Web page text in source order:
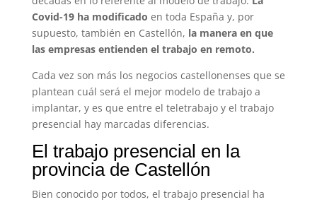
Covid-19 ha modificado en toda España y, por
supuesto, también en Castellón, la manera en que
las empresas entienden el trabajo en remoto.
Cada vez son más los negocios castellonenses que se
plantean cuál será el mejor modelo de trabajo a
implantar, y es que entre el teletrabajo y el trabajo
presencial hay marcadas diferencias.
El trabajo presencial en la
provincia de Castellón
Bien conocido por todos, el trabajo presencial ha